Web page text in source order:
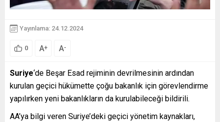
Yayınlama: 24.12.2024
0 A+ A-
Suriye‘de Beşar Esad rejiminin devrilmesinin ardından
kurulan geçici hükümette çoğu bakanlık için görevlendirme
yapılırken yeni bakanlıkların da kurulabileceği bildirili.
AA’ya bilgi veren Suriye’deki geçici yönetim kaynakları,